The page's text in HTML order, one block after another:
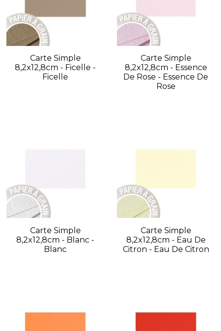
Carte Simple
8,2x12,8cm - Ficelle -
Ficelle
Carte Simple
8,2x12,8cm - Essence
De Rose - Essence De
Rose
Carte Simple
8,2x12,8cm - Blanc -
Blanc
Carte Simple
8,2x12,8cm - Eau De
Citron - Eau De Citron